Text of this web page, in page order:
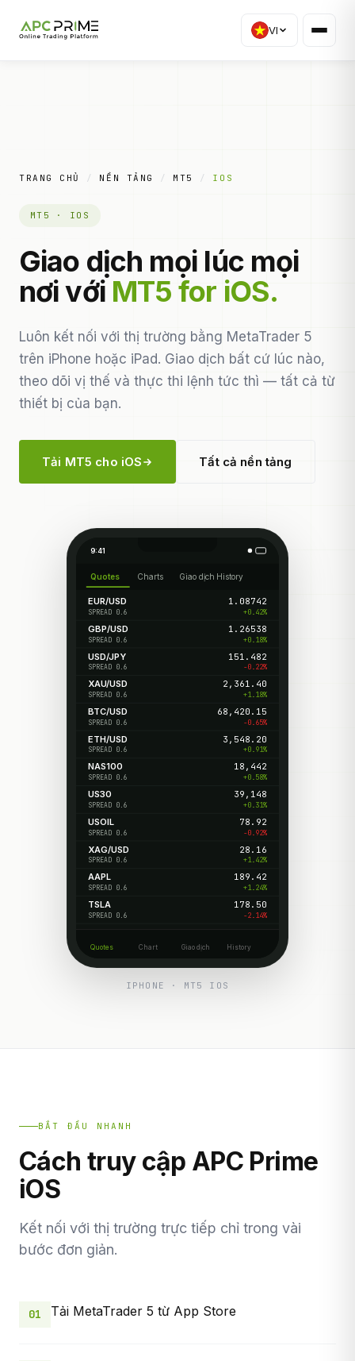
VI
TRANG CHỦ / NỀN TẢNG / MT5 / IOS
MT5 · IOS
Giao dịch mọi lúc mọi
nơi với MT5 for iOS.
Luôn kết nối với thị trường bằng MetaTrader 5
trên iPhone hoặc iPad. Giao dịch bất cứ lúc nào,
theo dõi vị thế và thực thi lệnh tức thì — tất cả từ
thiết bị của bạn.
Tải MT5 cho iOS Tất cả nền tảng
9:41
Quotes Charts Giao dịch History
EUR/USD
SPREAD 0.6
1.08742
+0.42%
GBP/USD
SPREAD 0.6
1.26538
+0.18%
USD/JPY
SPREAD 0.6
151.482
-0.22%
XAU/USD
SPREAD 0.6
2,361.40
+1.18%
BTC/USD
SPREAD 0.6
68,420.15
-0.65%
ETH/USD
SPREAD 0.6
3,548.20
+0.91%
NAS100
SPREAD 0.6
18,442
+0.58%
US30
SPREAD 0.6
39,148
+0.31%
USOIL
SPREAD 0.6
78.92
-0.92%
XAG/USD
SPREAD 0.6
28.16
+1.42%
AAPL
SPREAD 0.6
189.42
+1.24%
TSLA
SPREAD 0.6
178.50
-2.14%
Quotes Chart Giao dịch History
IPHONE · MT5 IOS
BẮT ĐẦU NHANH
Cách truy cập APC Prime
iOS
Kết nối với thị trường trực tiếp chỉ trong vài
bước đơn giản.
01 Tải MetaTrader 5 từ App Store